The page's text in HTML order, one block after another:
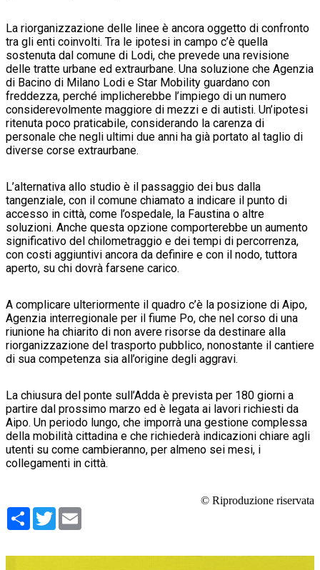
La riorganizzazione delle linee è ancora oggetto di confronto
tra gli enti coinvolti. Tra le ipotesi in campo c’è quella
sostenuta dal comune di Lodi, che prevede una revisione
delle tratte urbane ed extraurbane. Una soluzione che Agenzia
di Bacino di Milano Lodi e Star Mobility guardano con
freddezza, perché implicherebbe l’impiego di un numero
considerevolmente maggiore di mezzi e di autisti. Un’ipotesi
ritenuta poco praticabile, considerando la carenza di
personale che negli ultimi due anni ha già portato al taglio di
diverse corse extraurbane.
L’alternativa allo studio è il passaggio dei bus dalla
tangenziale, con il comune chiamato a indicare il punto di
accesso in città, come l’ospedale, la Faustina o altre
soluzioni. Anche questa opzione comporterebbe un aumento
significativo del chilometraggio e dei tempi di percorrenza,
con costi aggiuntivi ancora da definire e con il nodo, tuttora
aperto, su chi dovrà farsene carico.
A complicare ulteriormente il quadro c’è la posizione di Aipo,
Agenzia interregionale per il fiume Po, che nel corso di una
riunione ha chiarito di non avere risorse da destinare alla
riorganizzazione del trasporto pubblico, nonostante il cantiere
di sua competenza sia all’origine degli aggravi.
La chiusura del ponte sull’Adda è prevista per 180 giorni a
partire dal prossimo marzo ed è legata ai lavori richiesti da
Aipo. Un periodo lungo, che imporrà una gestione complessa
della mobilità cittadina e che richiederà indicazioni chiare agli
utenti su come cambieranno, per almeno sei mesi, i
collegamenti in città.
© Riproduzione riservata
Condividi
Twitter